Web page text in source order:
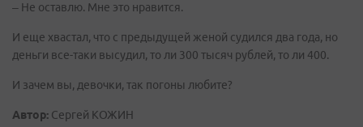
– Не оставлю. Мне это нравится.
И еще хвастал, что с предыдущей женой судился два года, но
деньги все-таки высудил, то ли 300 тысяч рублей, то ли 400.
И зачем вы, девочки, так погоны любите?
Автор: Сергей КОЖИН